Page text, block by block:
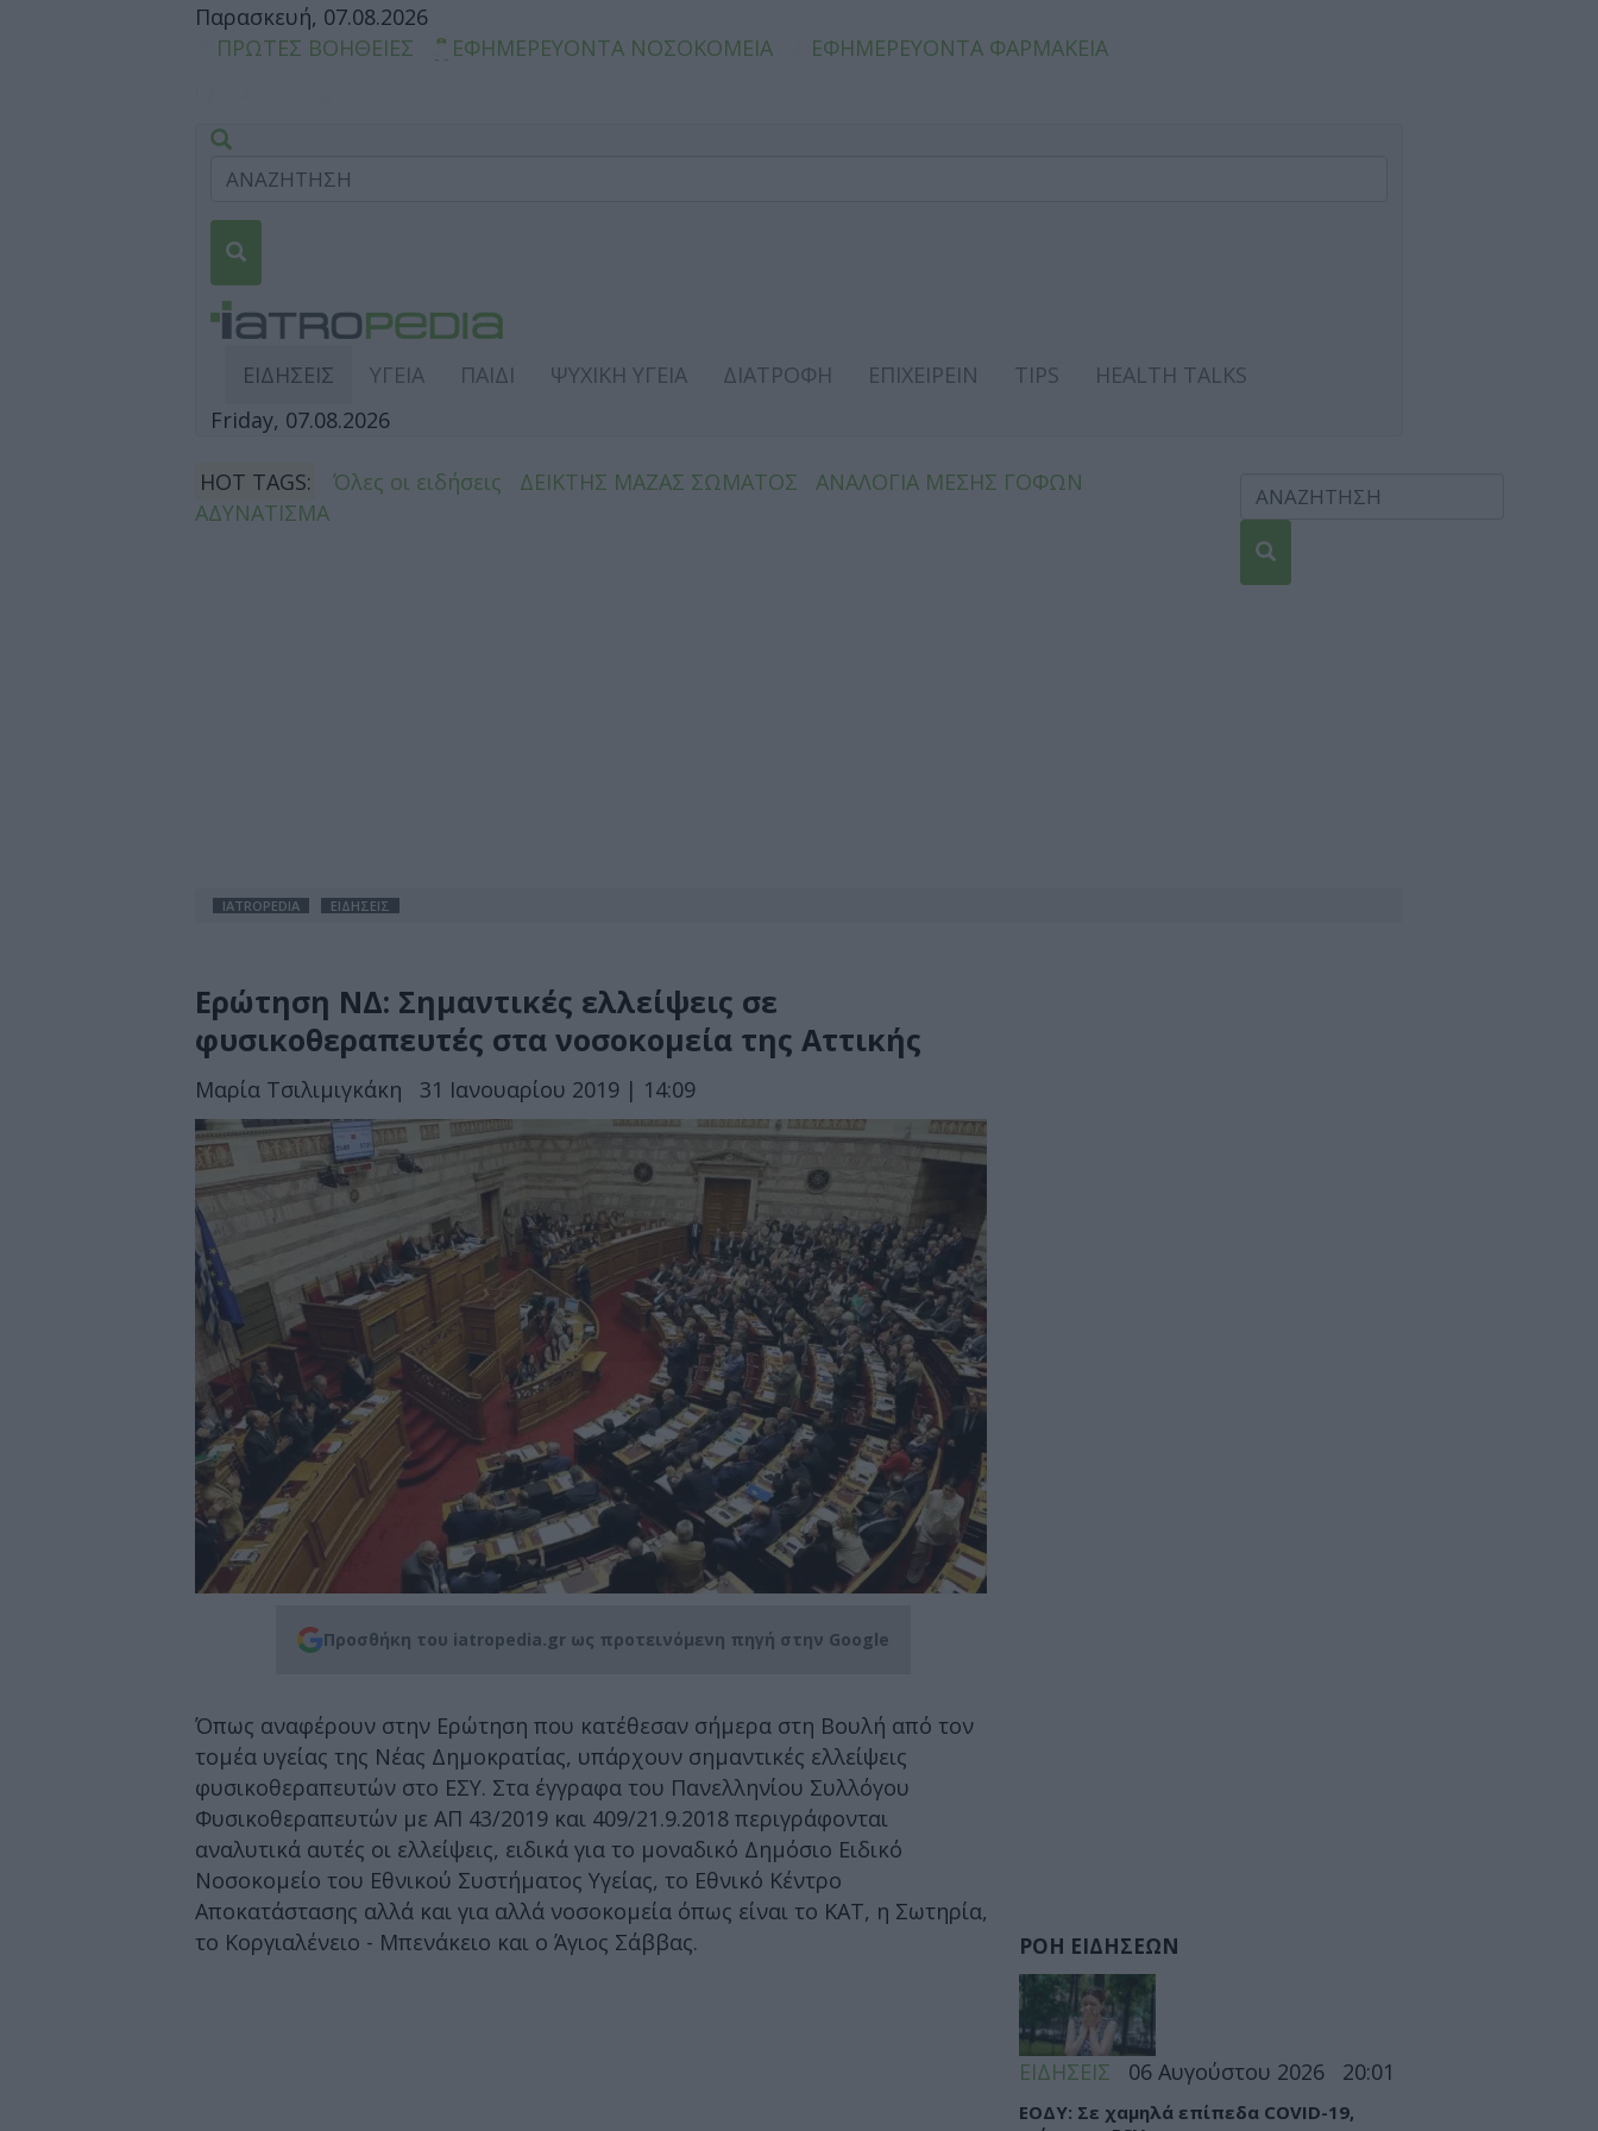
Παρασκευή, 07.08.2026
ΠΡΩΤΕΣ ΒΟΗΘΕΙΕΣ
ΕΦΗΜΕΡΕΥΟΝΤΑ ΝΟΣΟΚΟΜΕΙΑ ΕΦΗΜΕΡΕΥΟΝΤΑ ΦΑΡΜΑΚΕΙΑ
ΕΙΔΗΣΕΙΣ ΥΓΕΙΑ ΠΑΙΔΙ ΨΥΧΙΚΗ ΥΓΕΙΑ ΔΙΑΤΡΟΦΗ ΕΠΙΧΕΙΡΕΙΝ TIPS
HEALTH TALKS
Friday, 07.08.2026
HOT TAGS: Όλες οι ειδήσεις ΔΕΙΚΤΗΣ ΜΑΖΑΣ ΣΩΜΑΤΟΣ
ΑΝΑΛΟΓΙΑ ΜΕΣΗΣ ΓΟΦΩΝ
ΑΔΥΝΑΤΙΣΜΑ
IATROPEDIA ΕΙΔΗΣΕΙΣ
Ερώτηση ΝΔ: Σημαντικές ελλείψεις σε
φυσικοθεραπευτές στα νοσοκομεία της Αττικής
Μαρία Τσιλιμιγκάκη 31 Ιανουαρίου 2019 | 14:09
Προσθήκη του iatropedia.gr ως προτεινόμενη πηγή στην Google
Όπως αναφέρουν στην Ερώτηση που κατέθεσαν σήμερα στη Βουλή από τον
τομέα υγείας της Νέας Δημοκρατίας, υπάρχουν σημαντικές ελλείψεις
φυσικοθεραπευτών στο ΕΣΥ. Στα έγγραφα του Πανελληνίου Συλλόγου
Φυσικοθεραπευτών με ΑΠ 43/2019 και 409/21.9.2018 περιγράφονται
αναλυτικά αυτές οι ελλείψεις, ειδικά για το μοναδικό Δημόσιο Ειδικό
Νοσοκομείο του Εθνικού Συστήματος Υγείας, το Εθνικό Κέντρο
Αποκατάστασης αλλά και για αλλά νοσοκομεία όπως είναι το ΚΑΤ, η Σωτηρία,
το Κοργιαλένειο - Μπενάκειο και ο Άγιος Σάββας.
ΡΟΗ ΕΙΔΗΣΕΩΝ
ΕΙΔΗΣΕΙΣ 06 Αυγούστου 2026 20:01
ΕΟΔΥ: Σε χαμηλά επίπεδα COVID-19,